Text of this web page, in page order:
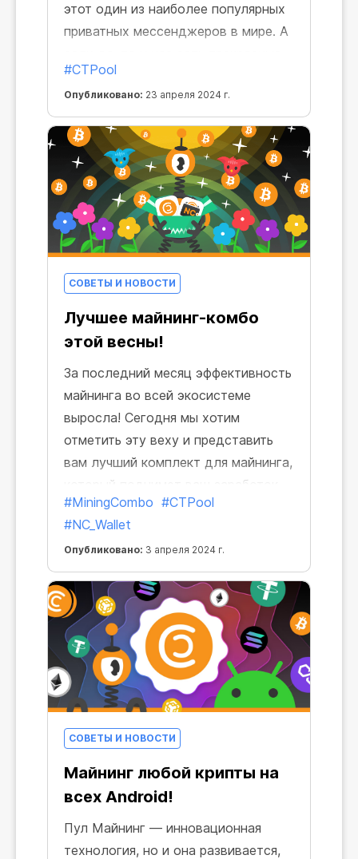
этот один из наиболее популярных
приватных мессенджеров в мире. А
новости! Теперь майнинг любой
крипты с CryptoTab доступен прямо
в Telegram!
#CTPool
Опубликовано: 23 апреля 2024 г.
СОВЕТЫ И НОВОСТИ
Лучшее майнинг-комбо
этой весны!
За последний месяц эффективность
майнинга во всей экосистеме
выросла! Сегодня мы хотим
отметить эту веху и представить
вам лучший комплект для майнинга,
который поднимет ваш заработок
до турбо-скоростей и
сверхприбылей!
#MiningCombo #CTPool
#NC_Wallet
Опубликовано: 3 апреля 2024 г.
СОВЕТЫ И НОВОСТИ
Майнинг любой крипты на
всех Android!
Пул Майнинг — инновационная
технология, но и она развивается,